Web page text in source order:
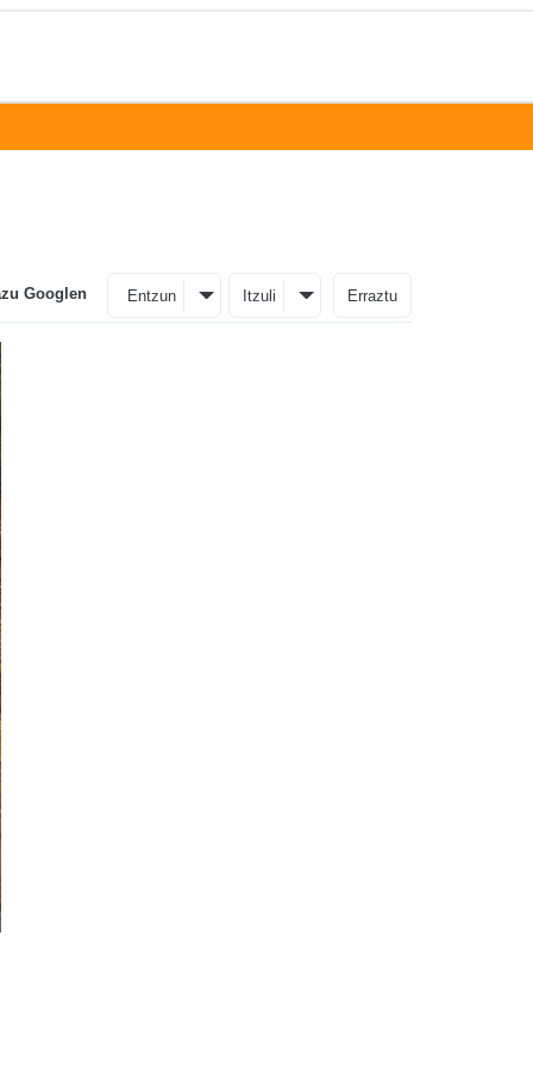
Googlen Entzun Itzuli Erraztu